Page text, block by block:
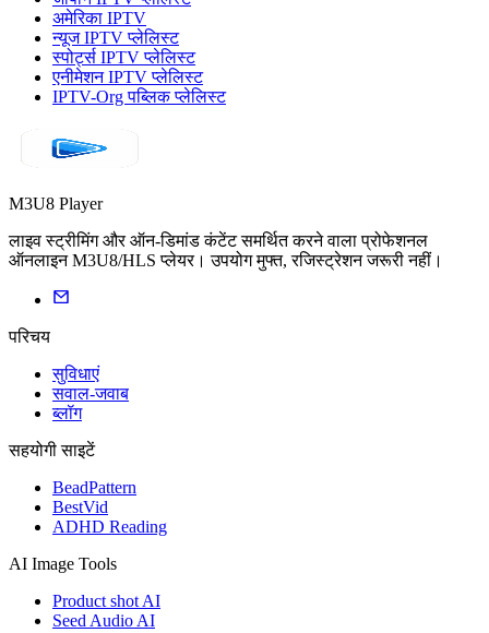
अमेरिका IPTV
न्यूज IPTV प्लेलिस्ट
स्पोर्ट्स IPTV प्लेलिस्ट
एनीमेशन IPTV प्लेलिस्ट
IPTV-Org पब्लिक प्लेलिस्ट
M3U8 Player
लाइव स्ट्रीमिंग और ऑन-डिमांड कंटेंट समर्थित करने वाला प्रोफेशनल
ऑनलाइन M3U8/HLS प्लेयर। उपयोग मुफ्त, रजिस्ट्रेशन जरूरी नहीं।
परिचय
सुविधाएं
सवाल-जवाब
ब्लॉग
सहयोगी साइटें
BeadPattern
BestVid
ADHD Reading
AI Image Tools
Product shot AI
Seed Audio AI